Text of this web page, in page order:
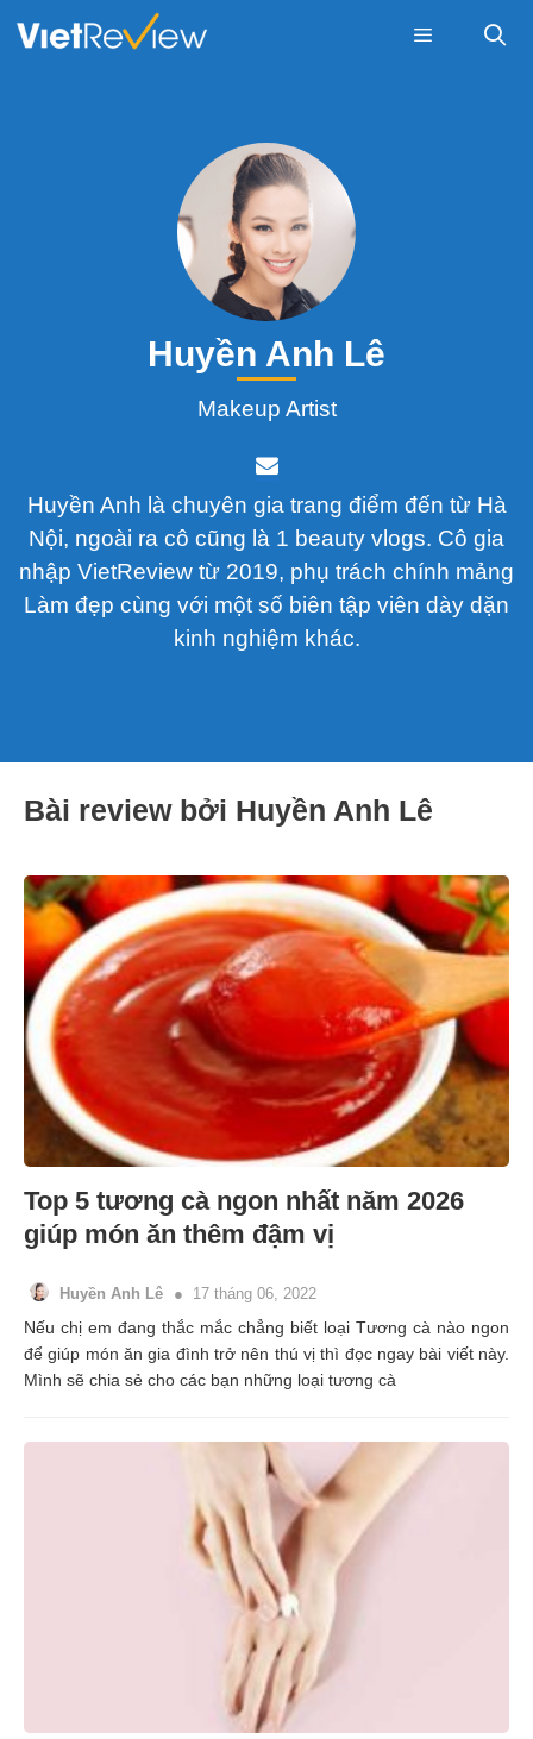
Huyền Anh Lê
Makeup Artist
Huyền Anh là chuyên gia trang điểm đến từ Hà
Nội, ngoài ra cô cũng là 1 beauty vlogs. Cô gia
nhập VietReview từ 2019, phụ trách chính mảng
Làm đẹp cùng với một số biên tập viên dày dặn
kinh nghiệm khác.
Bài review bởi Huyền Anh Lê
Top 5 tương cà ngon nhất năm 2026
giúp món ăn thêm đậm vị
Huyền Anh Lê 17 tháng 06, 2022
Nếu chị em đang thắc mắc chẳng biết loại Tương cà nào ngon
để giúp món ăn gia đình trở nên thú vị thì đọc ngay bài viết này.
Mình sẽ chia sẻ cho các bạn những loại tương cà